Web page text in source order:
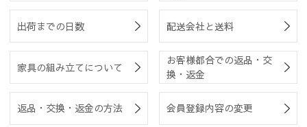
出荷までの日数 配送会社と送料
家具の組み立てについて
お客様都合での返品・交
換・返金
返品・交換・返金の方法 会員登録内容の変更